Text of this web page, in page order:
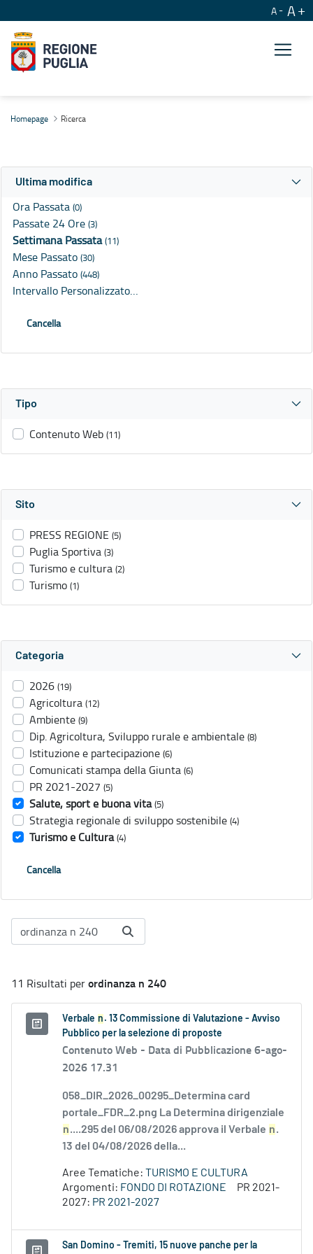
A A
Homepage Ricerca
Ultima modifica
Ora Passata (0)
Passate 24 Ore (3)
Settimana Passata(11)
Mese Passato (30)
Anno Passato (448)
Intervallo Personalizzato…
Cancella
Tipo
Contenuto Web (11)
Sito
PRESS REGIONE (5)
Puglia Sportiva (3)
Turismo e cultura (2)
Turismo (1)
Categoria
2026 (19)
Agricoltura (12)
Ambiente (9)
Dip. Agricoltura, Sviluppo rurale e ambientale (8)
Istituzione e partecipazione (6)
Comunicati stampa della Giunta (6)
PR 2021-2027 (5)
Salute, sport e buona vita (5)
Strategia regionale di sviluppo sostenibile (4)
Turismo e Cultura (4)
Cancella
11 Risultati perordinanza n 240
Verbale n . 13 Commissione di Valutazione - Avviso
Pubblico per la selezione di proposte
Contenuto Web - Data di Pubblicazione 6-ago-
2026 17.31
058_DIR_2026_00295_Determina card
portale_FDR_2.png La Determina dirigenziale
n....295 del 06/08/2026 approva il Verbale n.
13 del 04/08/2026 della...
Aree Tematiche: TURISMO E CULTURA
Argomenti: FONDO DI ROTAZIONE
PR 2021-
2027: PR 2021-2027
San Domino - Tremiti, 15 nuove panche per la